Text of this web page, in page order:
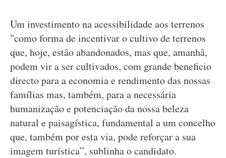
Um investimento na acessibilidade aos terrenos
"como forma de incentivar o cultivo de terrenos
que, hoje, estão abandonados, mas que, amanhã,
podem vir a ser cultivados, com grande beneficio
directo para a economia e rendimento das nossas
famílias mas, também, para a necessária
humanização e potenciação da nossa beleza
natural e paisagística, fundamental a um concelho
que, também por esta via, pode reforçar a sua
imagem turística”, sublinha o candidato.